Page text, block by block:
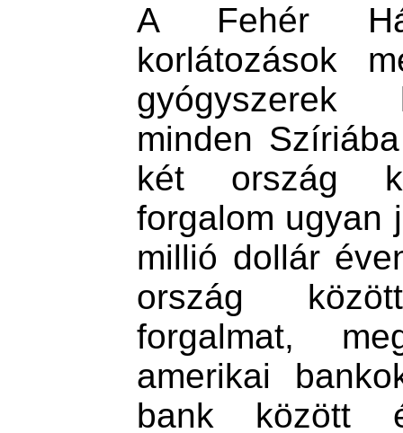
A Fehér
korlátozások
gyógyszerek
minden
két ország
forgalom ugyan
millió dollár
ország
forgalmat,
amerikai
bank között